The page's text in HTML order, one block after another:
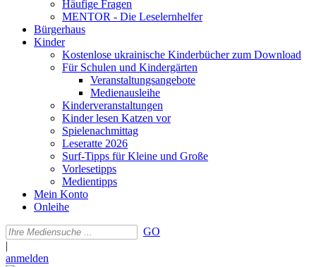
Häufige Fragen
MENTOR - Die Leselernhelfer
Bürgerhaus
Kinder
Kostenlose ukrainische Kinderbücher zum Download
Für Schulen und Kindergärten
Veranstaltungsangebote
Medienausleihe
Kinderveranstaltungen
Kinder lesen Katzen vor
Spielenachmittag
Leseratte 2026
Surf-Tipps für Kleine und Große
Vorlesetipps
Medientipps
Mein Konto
Onleihe
GO
|
anmelden